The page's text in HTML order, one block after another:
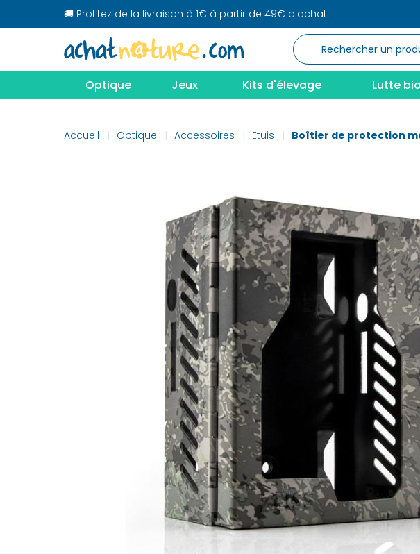
🚚 Profitez de la livraison à 1€ à partir de 49€ d'achat
Optique Jeux Kits d'élevage Lutte
Accueil Optique Accessoires Etuis Boîtier de protection